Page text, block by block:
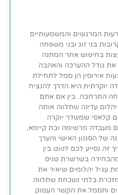
המרגשים והמשמעותיים
בני זוג ובני משפחה
בחיפוש אחר המתנה
גודל ההערכה והאהבה
אירוסין הן סמל לתחילת
יוקרתית היא הדרך להנציח
התרחבה. בין אם אתם
עדינה שתלווה אותה
קלאסי שמשדר יוקרה
מעבדה מרשימה ובת קיימא,
של הסגנון האישי והערך
נסייע לכם לנווט בין
בשרשרת טניס
עגיל יהלומים שיאיר את
מזכרת בלתי נשכחת שתלווה
ותסמל את הקשר העמוק